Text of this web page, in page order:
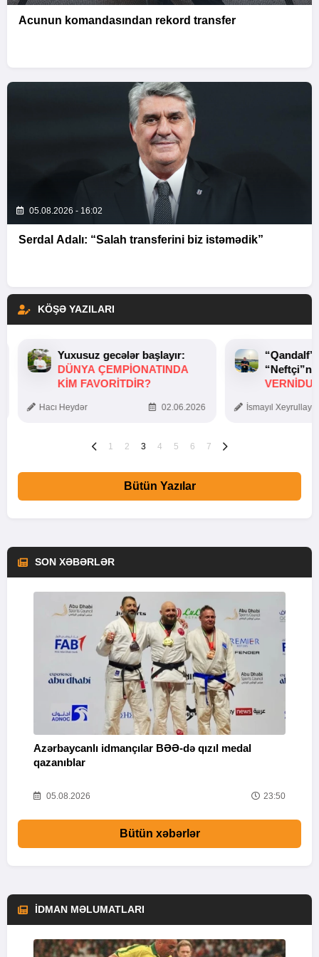
Acunun komandasından rekord transfer
05.08.2026 - 16:02
Serdal Adalı: “Salah transferini biz istəmədik”
KÖŞƏ YAZILARI
Yuxusuz gecələr başlayır:
DÜNYA ÇEMPIONATINDA
KIM FAVORITDIR?
Hacı Heydər 02.06.2026 İsmayıl
1 2 3 4 5 6 7
Bütün Yazılar
SON XƏBƏRLƏR
Azərbaycanlı idmançılar BƏƏ-də qızıl medal
qazanıblar
05.08.2026 23:50
Bütün xəbərlər
İDMAN MƏLUMATLARI